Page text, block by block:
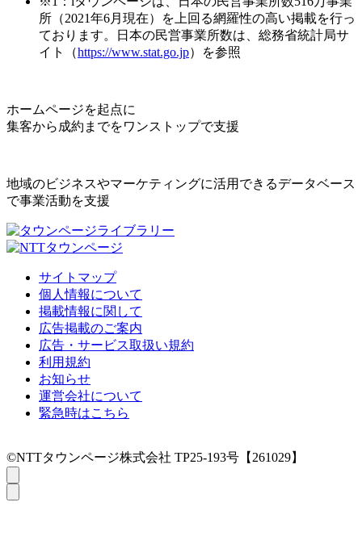
所（2021年6月現在）を上回る網羅性の高い掲載を行っ
ております。日本の民営事業所数は、総務省統計局サ
イト（https://www.stat.go.jp）を参照
ホームページを起点に
集客から成約までをワンストップで支援
地域のビジネスやマーケティングに活用できるデータベース
で事業活動を支援
サイトマップ
個人情報について
掲載情報に関して
広告掲載のご案内
広告・サービス取扱い規約
利用規約
お知らせ
運営会社について
緊急時はこちら
©NTTタウンページ株式会社 TP25-193号【261029】